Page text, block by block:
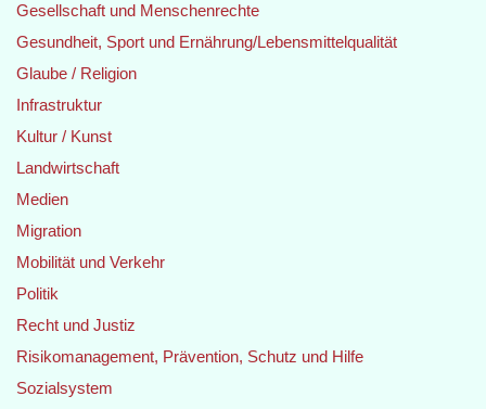
Gesellschaft und Menschenrechte
Gesundheit, Sport und Ernährung/Lebensmittelqualität
Glaube / Religion
Infrastruktur
Kultur / Kunst
Landwirtschaft
Medien
Migration
Mobilität und Verkehr
Politik
Recht und Justiz
Risikomanagement, Prävention, Schutz und Hilfe
Sozialsystem